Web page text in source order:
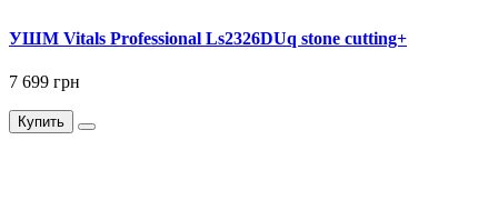
УШМ Vitals Professional Ls2326DUq stone cutting+
7 699 грн
Купить